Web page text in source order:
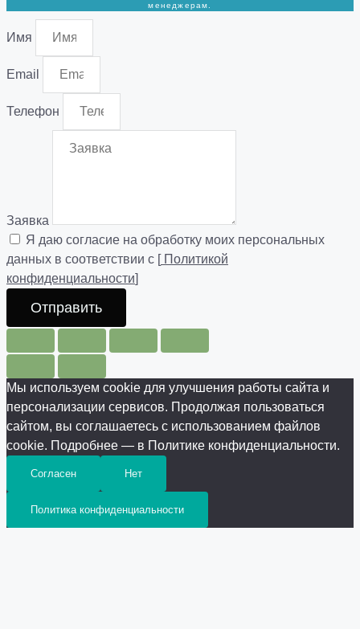
менеджерам.
Имя
Email
Телефон
Заявка
Я даю согласие на обработку моих персональных
данных в соответствии с [Политикой
конфиденциальности]
Отправить
Мы используем cookie для улучшения работы сайта и
персонализации сервисов. Продолжая пользоваться
сайтом, вы соглашаетесь с использованием файлов
cookie. Подробнее — в Политике конфиденциальности.
Согласен Нет
Политика конфиденциальности